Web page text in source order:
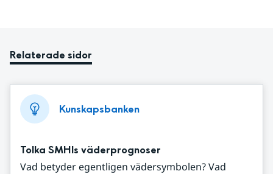
Relaterade sidor
Kunskapsbanken
Tolka SMHIs väderprognoser
Vad betyder egentligen vädersymbolen? Vad